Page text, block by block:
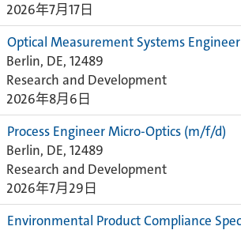
2026年7月17日
Optical Measurement Systems
Berlin, DE, 12489
Research and Development
2026年8月6日
Process Engineer Micro-Optics (m/f/d)
Berlin, DE, 12489
Research and Development
2026年7月29日
Environmental Product Compliance